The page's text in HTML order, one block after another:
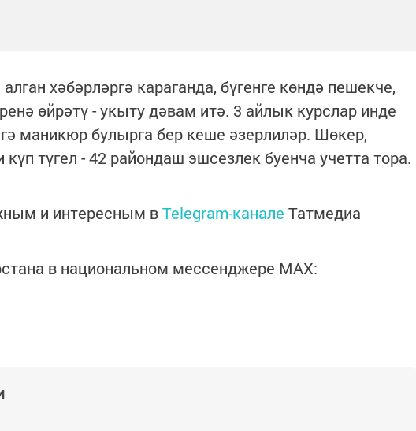
хәбәрләргә караганда, бүгенге көндә пешекче,
өйрәтү - укыту дәвам итә. 3 айлык курслар инде
маникюр булырга бер кеше әзерлиләр. Шөкер,
түгел - 42 райондаш эшсезлек буенча учетта тора.
и интересным вTelegram-канале Татмедиа
в национальном мессенджере MАХ: